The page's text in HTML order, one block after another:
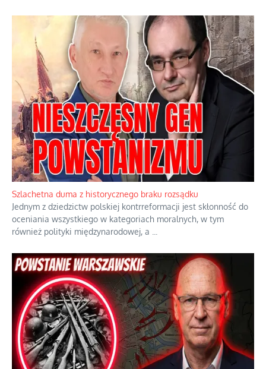
Szlachetna duma z historycznego braku rozsądku
Jednym z dziedzictw polskiej kontrreformacji jest skłonność do
oceniania wszystkiego w kategoriach moralnych, w tym
również polityki międzynarodowej, a